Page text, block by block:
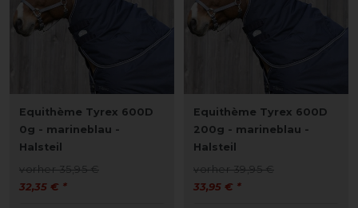
Equithème Tyrex 600D
0g - marineblau -
Halsteil
vorher 35,95 €
32,35 € *
Equithème Tyrex 600D
200g - marineblau -
Halsteil
vorher 39,95 €
33,95 € *